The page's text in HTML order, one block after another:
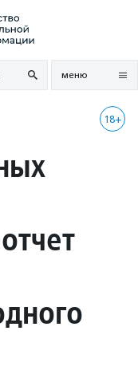
меню
18+